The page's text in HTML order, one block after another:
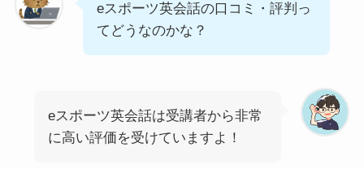
eスポーツ英会話の口コミ・評判っ
てどうなのかな？
eスポーツ英会話は受講者から非常
に高い評価を受けていますよ！